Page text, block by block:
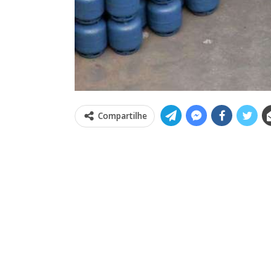
Compartilhe